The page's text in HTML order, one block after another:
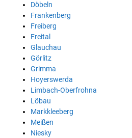
Döbeln
Frankenberg
Freiberg
Freital
Glauchau
Görlitz
Grimma
Hoyerswerda
Limbach-Oberfrohna
Löbau
Markkleeberg
Meißen
Niesky